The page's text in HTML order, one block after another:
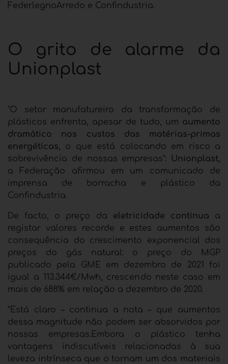
FederlegnoArredo e Confindustria.
O grito de alarme da
Unionplast
"O setor manufatureiro da transformação de
plásticos enfrenta, apesar de tudo, um aumento
dramático nos custos das matérias-primas
energéticas, o que está colocando em risco a
sobrevivência de nossas empresas":
Unionplast,
a Federação afirmou em um comunicado de
imprensa de borracha e plástico da
Confindustria.
De facto, o preço da eletricidade continua a
registar valores recorde e estes aumentos são
consequência do crescimento exponencial dos
preços do gás natural: o preço do MGP
publicado pela GME em dezembro de 2021 foi
igual a 113.344€/Mwh, crescendo neste caso em
mais de 688% em relação a dezembro de 2020.
“Está claro – continua a nota – que aumentos
dessa magnitude não podem ser absorvidos por
nossas empresas.Embora o plástico tenha
vantagens indiscutíveis relacionadas à sua
leveza intrínseca que o tornam um dos materiais